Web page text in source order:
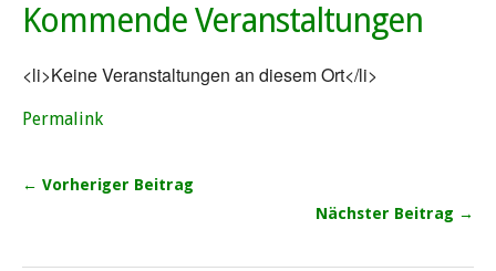
Kommende Veranstaltungen
<li>Keine Veranstaltungen an diesem Ort</li>
Permalink
← Vorheriger Beitrag
Nächster Beitrag →